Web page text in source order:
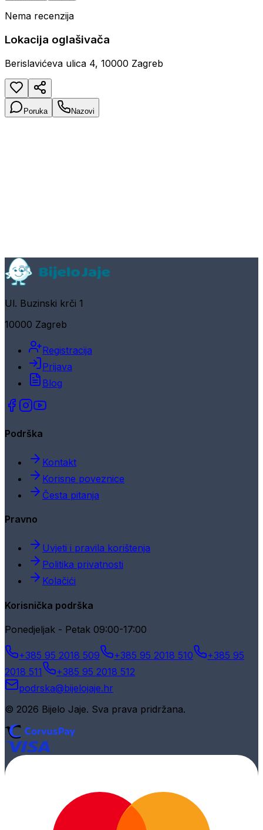
Nema recenzija
Lokacija oglašivača
Berislavićeva ulica 4, 10000 Zagreb
Poruka Nazovi
Ul. Buzinski krči 1
10000 Zagreb
Registracija
Prijava
Blog
Podrška
Kontakt
Korisne poveznice
Česta pitanja
Pravno
Uvjeti i pravila korištenja
Politika privatnosti
Kolačići
Korisnička podrška
Ponedjeljak - Petak 09:00-17:00
+385 95 2018 509 +385 95 2018 510
+385 95
2018 511
+385 95 2018 512
podrska@bijelojaje.hr
© 2026 Bijelo Jaje. Sva prava pridržana.